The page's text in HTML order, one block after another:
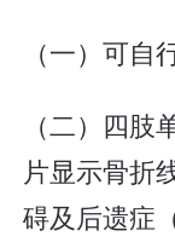
（一）可自
（二）四
片显示骨折
碍及后遗症